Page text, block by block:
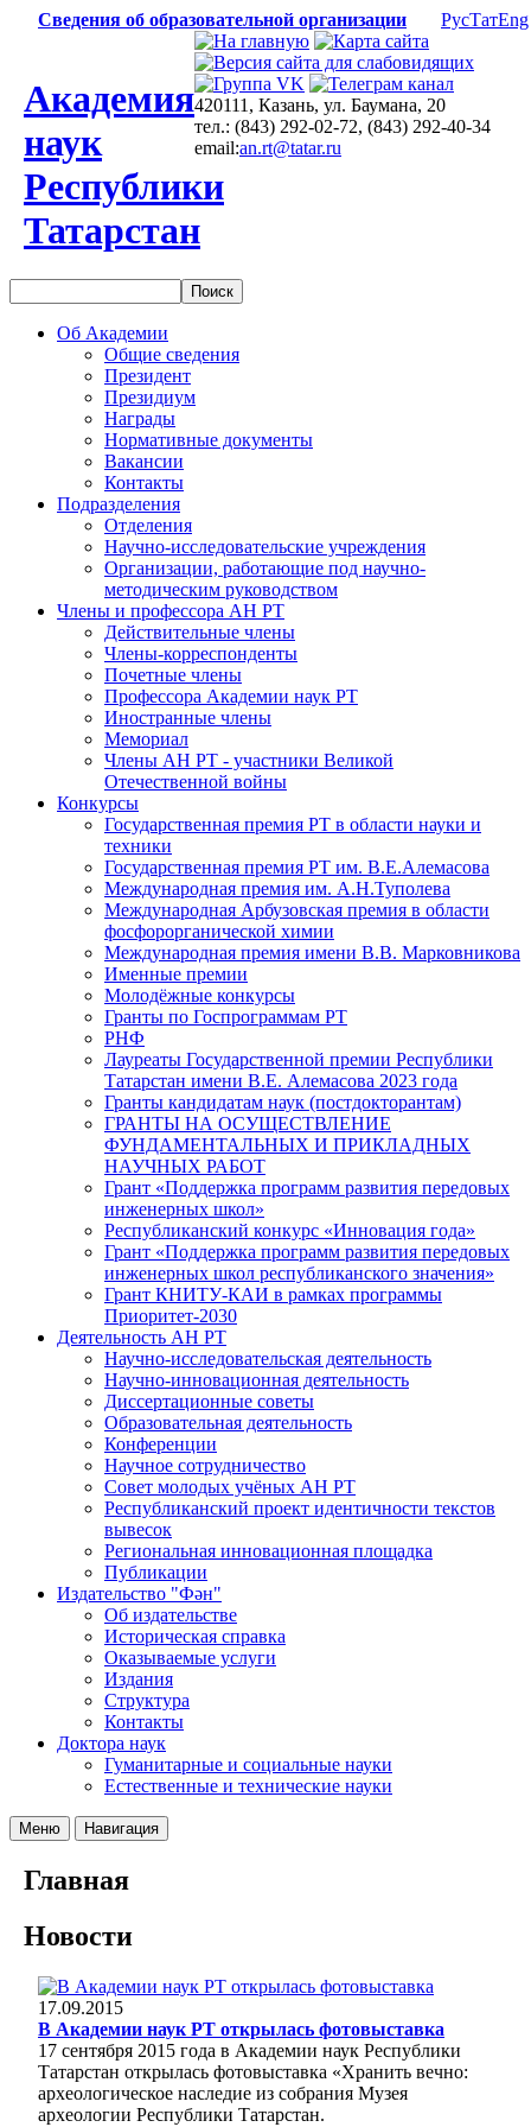
Сведения об образовательной организации РусТатEng
Академия
наук
Республики
Татарстан
420111, Казань, ул. Баумана, 20
тел.: (843) 292-02-72, (843) 292-40-34
email:an.rt@tatar.ru
Об Академии
Общие сведения
Президент
Президиум
Награды
Нормативные документы
Вакансии
Контакты
Подразделения
Отделения
Научно-исследовательские учреждения
Организации, работающие под научно-
методическим руководством
Члены и профессора АН РТ
Действительные члены
Члены-корреспонденты
Почетные члены
Профессора Академии наук РТ
Иностранные члены
Мемориал
Члены АН РТ - участники Великой
Отечественной войны
Конкурсы
Государственная премия РТ в области науки и
техники
Государственная премия РТ им. В.Е.Алемасова
Международная премия им. А.Н.Туполева
Международная Арбузовская премия в области
фосфорорганической химии
Международная премия имени В.В. Марковникова
Именные премии
Молодёжные конкурсы
Гранты по Госпрограммам РТ
РНФ
Лауреаты Государственной премии Республики
Татарстан имени В.Е. Алемасова 2023 года
Гранты кандидатам наук (постдокторантам)
ГРАНТЫ НА ОСУЩЕСТВЛЕНИЕ
ФУНДАМЕНТАЛЬНЫХ И ПРИКЛАДНЫХ
НАУЧНЫХ РАБОТ
Грант «Поддержка программ развития передовых
инженерных школ»
Республиканский конкурс «Инновация года»
Грант «Поддержка программ развития передовых
инженерных школ республиканского значения»
Грант КНИТУ-КАИ в рамках программы
Приоритет-2030
Деятельность АН РТ
Научно-исследовательская деятельность
Научно-инновационная деятельность
Диссертационные советы
Образовательная деятельность
Конференции
Научное сотрудничество
Совет молодых учёных АН РТ
Республиканский проект идентичности текстов
вывесок
Региональная инновационная площадка
Публикации
Издательство "Фән"
Об издательстве
Историческая справка
Оказываемые услуги
Издания
Структура
Контакты
Доктора наук
Гуманитарные и социальные науки
Естественные и технические науки
Меню Навигация
Главная
Новости
17.09.2015
В Академии наук РТ открылась фотовыставка
17 сентября 2015 года в Академии наук Республики
Татарстан открылась фотовыставка «Хранить вечно:
археологическое наследие из собрания Музея
археологии Республики Татарстан.